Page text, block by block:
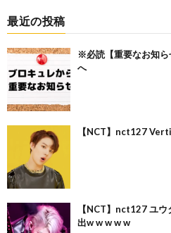
最近の投稿
※必読【重要なお知ら
へ
【NCT】nct127
【NCT】nct127 ユ
出w w w w w